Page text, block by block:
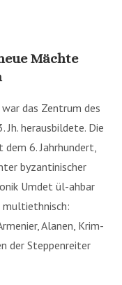
Mächte
war das Zentrum des
herausbildete. Die
6. Jahrhundert,
byzantinischer
Umdet ül-ahbar
multiethnisch:
Alanen, Krim-
der Steppenreiter